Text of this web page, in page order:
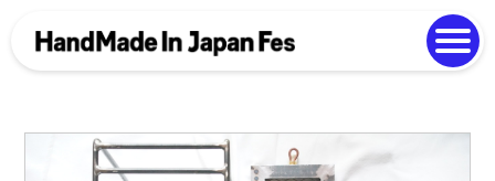
Photo Gallery
EN